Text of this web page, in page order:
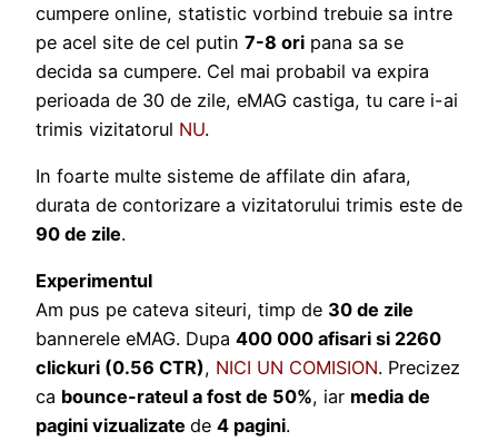
cumpere online, statistic vorbind trebuie sa intre
pe acel site de cel putin 7-8 ori pana sa se
decida sa cumpere. Cel mai probabil va expira
perioada de 30 de zile, eMAG castiga, tu care i-ai
trimis vizitatorul NU.
In foarte multe sisteme de affilate din afara,
durata de contorizare a vizitatorului trimis este de
90 de zile.
Experimentul
Am pus pe cateva siteuri, timp de 30 de zile
bannerele eMAG. Dupa 400 000 afisari si 2260
clickuri (0.56 CTR), NICI UN COMISION. Precizez
ca bounce-rateul a fost de 50%, iar media de
pagini vizualizate de 4 pagini.